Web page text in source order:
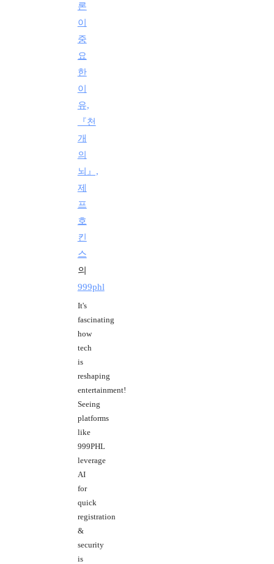
론
이
중
요
한
이
유,
『천
개
의
뇌』,
제
프
호
킨
스
의
999phl
It's
fascinating
how
tech
is
reshaping
entertainment!
Seeing
platforms
like
999PHL
leverage
AI
for
quick
registration
&
security
is